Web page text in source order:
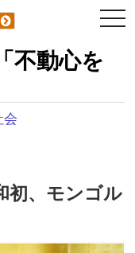
不動心を
会
初、モンゴル